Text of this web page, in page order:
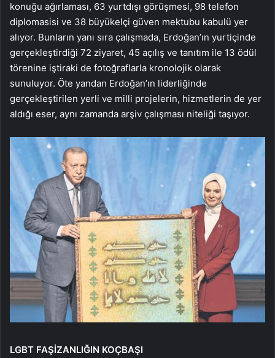
konuğu ağırlaması, 63 yurtdışı görüşmesi, 98 telefon
diplomasisi ve 38 büyükelçi güven mektubu kabulü yer
alıyor. Bunların yanı sıra çalışmada, Erdoğan’ın yurtiçinde
gerçekleştirdiği 72 ziyaret, 45 açılış ve tanıtım ile 13 ödül
törenine iştiraki de fotoğraflarla kronolojik olarak
sunuluyor. Öte yandan Erdoğan’ın liderliğinde
gerçekleştirilen yerli ve milli projelerin, hizmetlerin de yer
aldığı eser, aynı zamanda arşiv çalışması niteliği taşıyor.
LGBT FAŞİZANLIĞIN KOÇBAŞI